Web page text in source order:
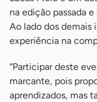
na edição passada
Ao lado dos demais
experiência na
“Participar deste
marcante, pois
aprendizados, mas